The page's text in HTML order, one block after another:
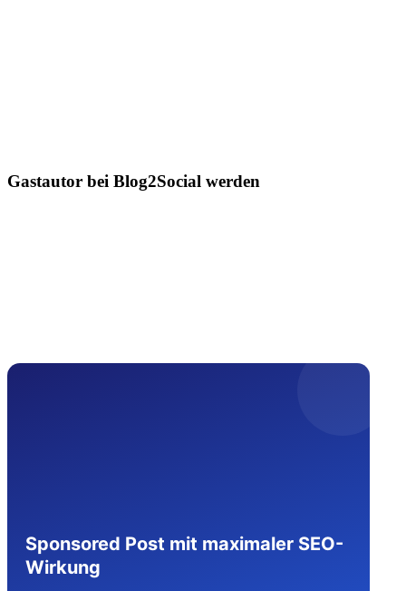
Gastautor bei Blog2Social werden
Sponsored Post mit maximaler SEO-
Wirkung